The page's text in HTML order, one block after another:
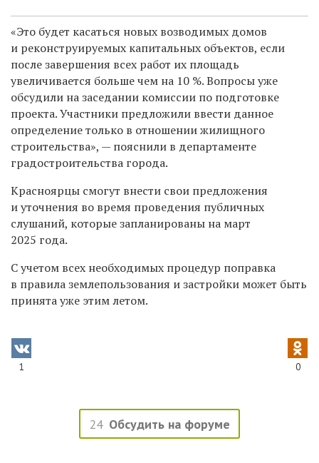
«Это будет касаться новых возводимых домов
и реконструируемых капитальных объектов, если
после завершения всех работ их площадь
увеличивается больше чем на 10 %. Вопросы уже
обсудили на заседании комиссии по подготовке
проекта. Участники предложили ввести данное
определение только в отношении жилищного
строительства», — пояснили в департаменте
градостроительства города.
Красноярцы смогут внести свои предложения
и уточнения во время проведения публичных
слушаний, которые запланированы на март
2025 года.
С учетом всех необходимых процедур поправка
в правила землепользования и застройки может быть
принята уже этим летом.
1 0
24 Обсудить на форуме